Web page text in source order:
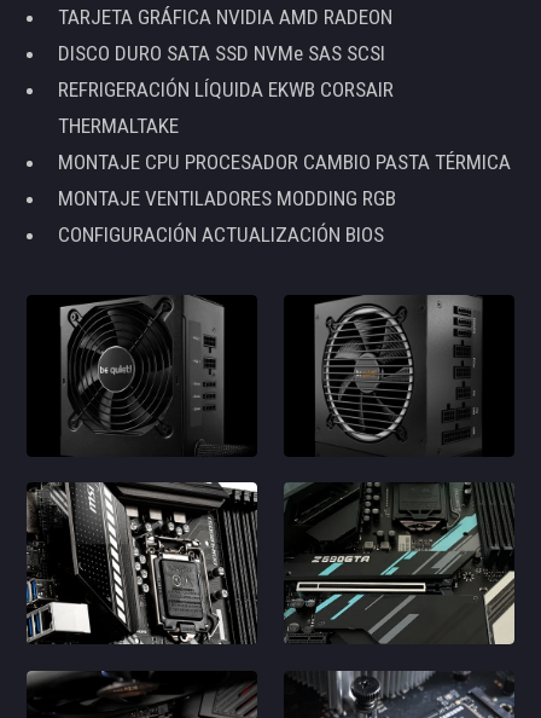
TARJETA GRÁFICA NVIDIA AMD RADEON
DISCO DURO SATA SSD NVMe SAS SCSI
REFRIGERACIÓN LÍQUIDA EKWB CORSAIR
THERMALTAKE
MONTAJE CPU PROCESADOR CAMBIO PASTA TÉRMICA
MONTAJE VENTILADORES MODDING RGB
CONFIGURACIÓN ACTUALIZACIÓN BIOS